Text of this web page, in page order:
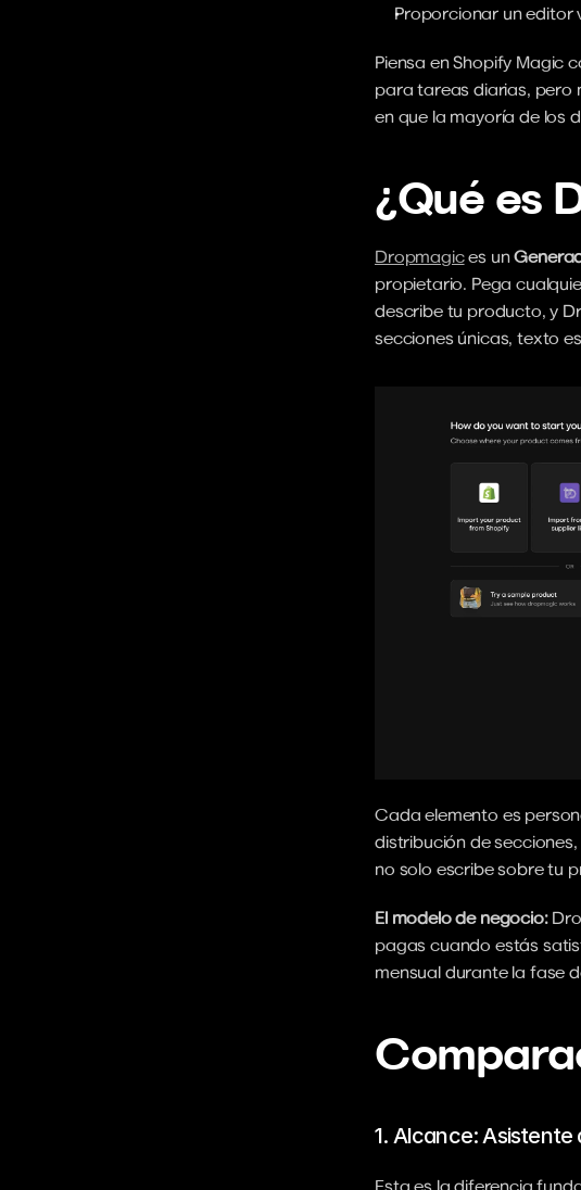
Proporcionar un editor
Piensa en Shopify Magic
para tareas diarias, pero
en que la mayoría de los
¿Qué es
Dropmagic es un
propietario. Pega
describe tu producto, y
secciones únicas, texto
Cada elemento es
distribución de
no solo escribe sobre tu
El modelo de negocio:
pagas cuando estás
mensual durante la fase
1. Alcance: